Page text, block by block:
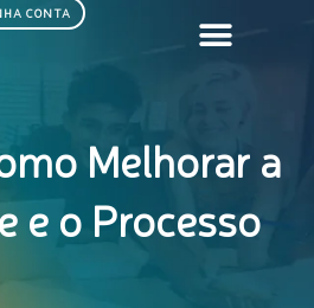
CONTA
Melhorar a
e o Processo